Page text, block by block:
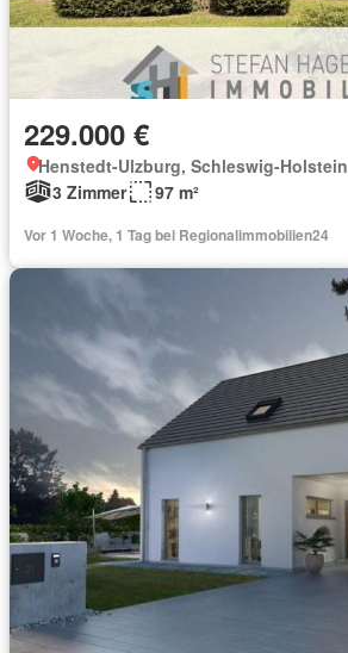
229.000 €
Henstedt-Ulzburg, Schleswig-Holstein
3 Zimmer
97 m²
Vor 1 Woche, 1 Tag bei Regionalimmobilien24